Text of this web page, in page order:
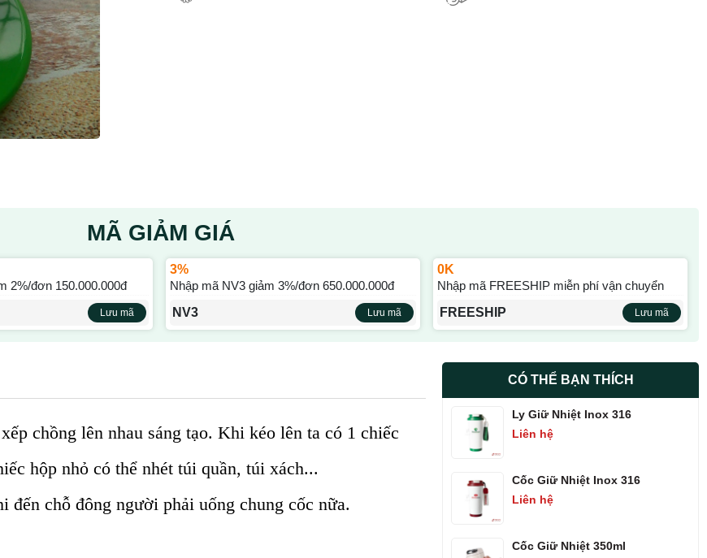
MÃ GIẢM GIÁ
2%/đơn 150.000.000đ
Lưu mã
3%
Nhập mã NV3 giảm 3%/đơn 650.000.000đ
NV3
Lưu mã
0K
Nhập mã FREESHIP miễn phí vận chuyển
FREESHIP
Lưu mã
chồng lên nhau sáng tạo. Khi kéo lên ta có 1 chiếc
hộp nhỏ có thể nhét túi quần, túi xách...
đến chỗ đông người phải uống chung cốc nữa.
CÓ THỂ BẠN THÍCH
Ly Giữ Nhiệt Inox 316
Liên hệ
Cốc Giữ Nhiệt Inox 316
Liên hệ
Cốc Giữ Nhiệt 350ml